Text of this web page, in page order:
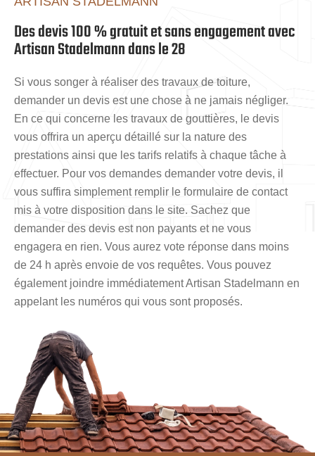
Des devis 100 % gratuit et sans engagement avec
Artisan Stadelmann dans le 28
Si vous songer à réaliser des travaux de toiture,
demander un devis est une chose à ne jamais négliger.
En ce qui concerne les travaux de gouttières, le devis
vous offrira un aperçu détaillé sur la nature des
prestations ainsi que les tarifs relatifs à chaque tâche à
effectuer. Pour vos demandes demander votre devis, il
vous suffira simplement remplir le formulaire de contact
mis à votre disposition dans le site. Sachez que
demander des devis est non payants et ne vous
engagera en rien. Vous aurez vote réponse dans moins
de 24 h après envoie de vos requêtes. Vous pouvez
également joindre immédiatement Artisan Stadelmann en
appelant les numéros qui vous sont proposés.